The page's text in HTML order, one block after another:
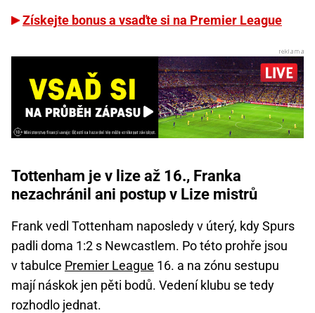
Získejte bonus a vsaďte si na Premier League
Tottenham je v lize až 16., Franka
nezachránil ani postup v Lize mistrů
Frank vedl Tottenham naposledy v úterý, kdy Spurs
padli doma 1:2 s Newcastlem. Po této prohře jsou
v tabulce Premier League 16. a na zónu sestupu
mají náskok jen pěti bodů. Vedení klubu se tedy
rozhodlo jednat.